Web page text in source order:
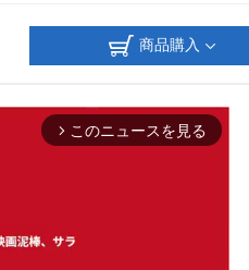
商品購入
arrow_forward_ios このニュースを見る